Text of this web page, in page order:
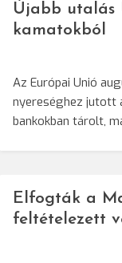
Újabb utalás
kamatokból
Az Európai Unió
nyereséghez jutott
bankokban tárolt,
Elfogták a
feltételezett